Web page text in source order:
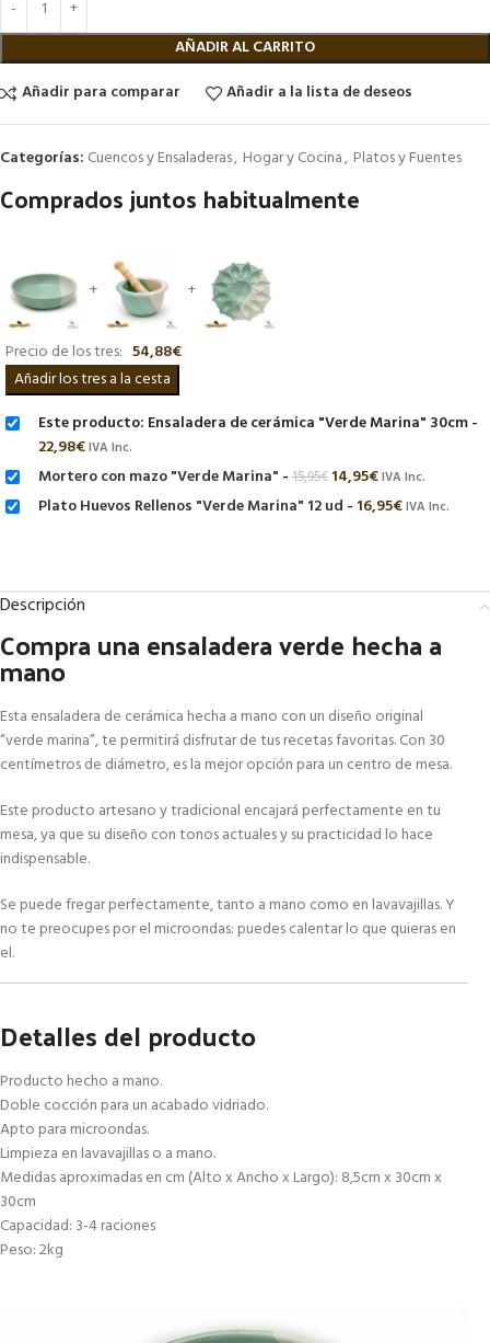
AÑADIR AL CARRITO
Añadir para comparar
Añadir a la lista de deseos
Categorías: Cuencos y Ensaladeras, Hogar y Cocina, Platos y Fuentes
Comprados juntos habitualmente
+ +
Precio de los tres: 54,88€
Este producto: Ensaladera de cerámica "Verde Marina" 30cm-
22,98€IVA Inc.
Mortero con mazo "Verde Marina" - 15,95€ 14,95€IVA Inc.
Plato Huevos Rellenos "Verde Marina" 12 ud - 16,95€IVA Inc.
Descripción
Compra una ensaladera verde hecha a
mano
Esta ensaladera de cerámica hecha a mano con un diseño original
“verde marina”, te permitirá disfrutar de tus recetas favoritas. Con 30
centímetros de diámetro, es la mejor opción para un centro de mesa.
Este producto artesano y tradicional encajará perfectamente en tu
mesa, ya que su diseño con tonos actuales y su practicidad lo hace
indispensable.
Se puede fregar perfectamente, tanto a mano como en lavavajillas. Y
no te preocupes por el microondas: puedes calentar lo que quieras en
el.
Detalles del producto
Producto hecho a mano.
Doble cocción para un acabado vidriado.
Apto para microondas.
Limpieza en lavavajillas o a mano.
Medidas aproximadas en cm (Alto x Ancho x Largo): 8,5cm x 30cm x
30cm
Capacidad: 3-4 raciones
Peso: 2kg